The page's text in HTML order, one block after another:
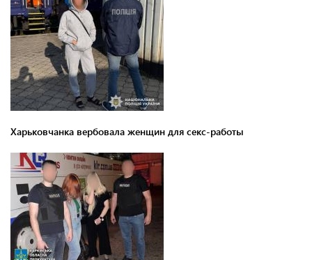
Харьковчанка вербовала женщин для секс-работы